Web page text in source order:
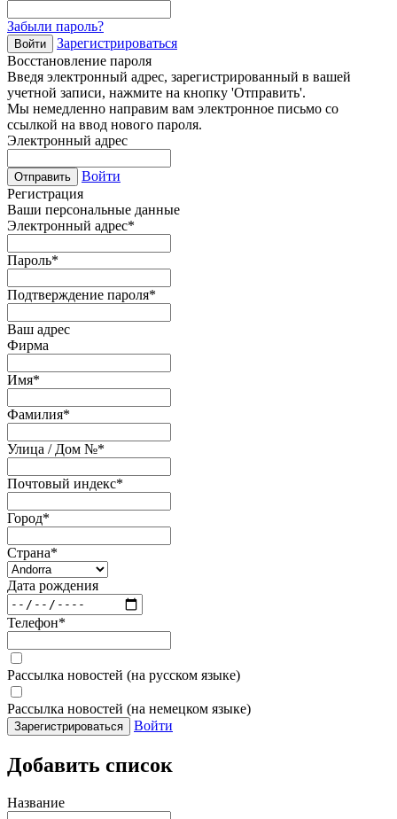
Забыли пароль?
Войти
Зарегистрироваться
Восстановление пароля
Введя электронный адрес, зарегистрированный в вашей
учетной записи, нажмите на кнопку 'Отправить'.
Мы немедленно направим вам электронное письмо со
ссылкой на ввод нового пароля.
Электронный адрес
Отправить
Войти
Регистрация
Ваши персональные данные
Электронный адрес*
Пароль*
Подтверждение пароля*
Ваш адрес
Фирма
Имя*
Фамилия*
Улица / Дом №*
Почтовый индекс*
Город*
Страна*
Дата рождения
Телефон*
Рассылка новостей (на русском языке)
Рассылка новостей (на немецком языке)
Зарегистрироваться Войти
Добавить список
Название